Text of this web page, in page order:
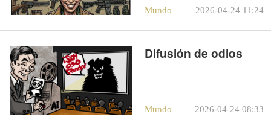
Mundo 2026-04-24 11:24
Difusión de odios
Mundo 2026-04-24 08:33